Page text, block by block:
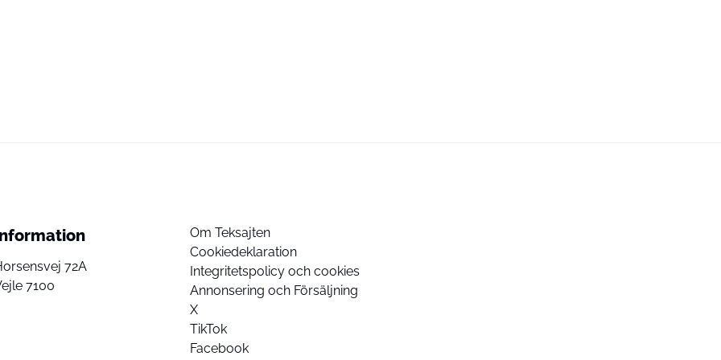
72A
7100
Om Teksajten
Cookiedeklaration
Integritetspolicy och cookies
Annonsering och Försäljning
X
TikTok
Facebook